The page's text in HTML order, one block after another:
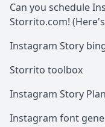
Can you schedule
Storrito.com!
Instagram Story
Storrito toolbox
Instagram Story
Instagram font